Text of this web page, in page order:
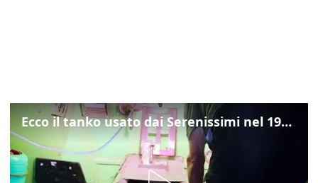
Ecco il tanko usato dai Serenissimi nel 1997 per il blitz a San Marco